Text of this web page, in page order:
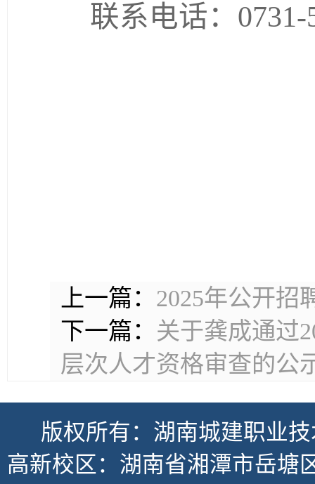
联系电话： 0731-
上一篇： 2025年公开招
下一篇： 关于龚成通过
层次人才资格审查的公
版权所有：湖南城建职业
高新校区：湖南省湘潭市岳